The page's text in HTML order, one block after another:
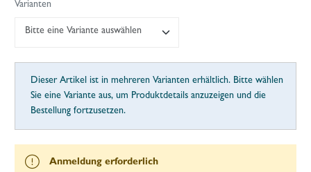
Varianten
Bitte eine Variante auswählen
Dieser Artikel ist in mehreren Varianten erhältlich. Bitte wählen
Sie eine Variante aus, um Produktdetails anzuzeigen und die
Bestellung fortzusetzen.
Anmeldung erforderlich